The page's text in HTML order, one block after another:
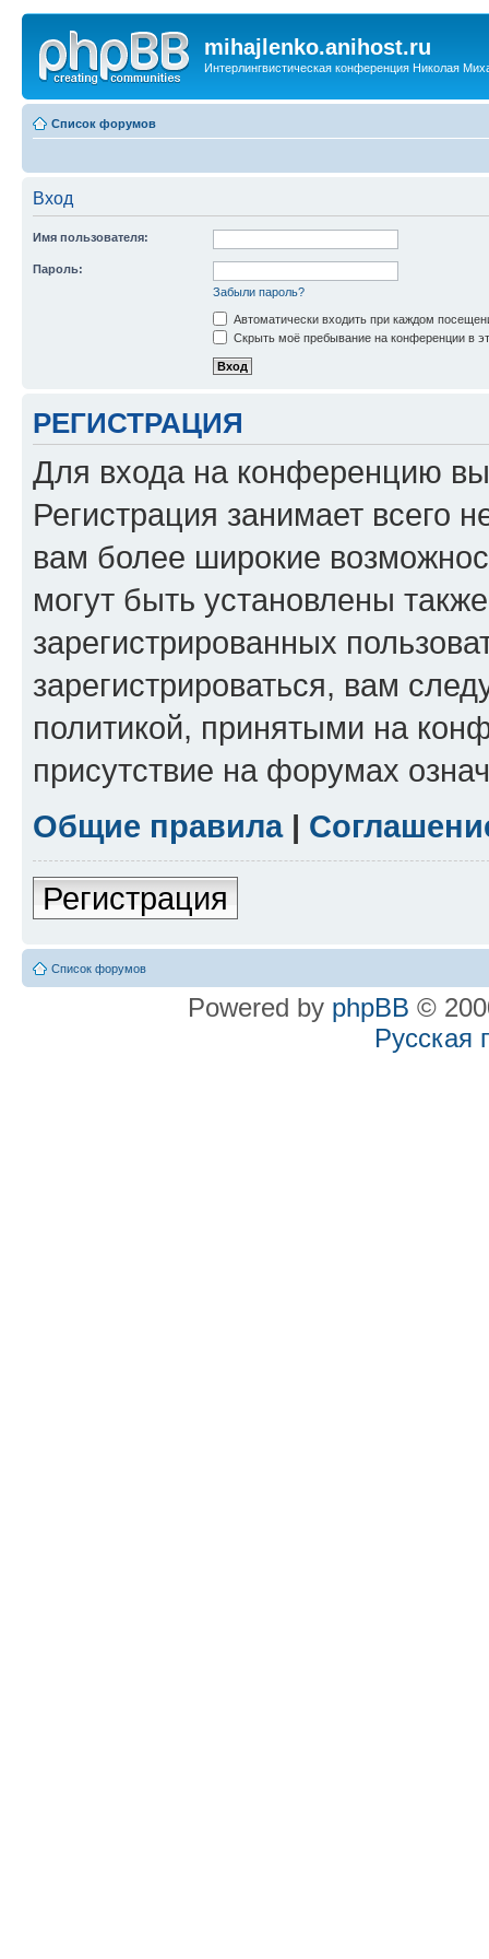
mihajlenko.anihost.ru
Интерлингвистическая конференция Николая
Список форумов
Вход
Имя пользователя:
Пароль:
Забыли пароль?
Автоматически входить при каждом
Скрыть моё пребывание на конференции в
РЕГИСТРАЦИЯ
Для входа на конференцию
Регистрация занимает всего
вам более широкие
могут быть установлены
зарегистрированных
зарегистрироваться, вам
политикой, принятыми на
присутствие на форумах
Общие правила|
Регистрация
Список форумов
Powered by phpBB ©
Русская